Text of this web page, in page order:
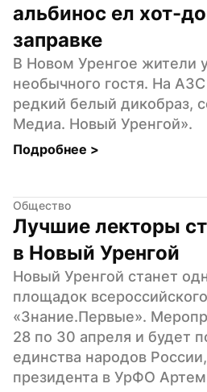
альбинос ел хот-
заправке
В Новом Уренгое жители
необычного гостя. На АЗС
редкий белый дикобраз,
Медиа. Новый Уренгой».
Подробнее >
Общество
Лучшие лекторы
в Новый Уренгой
Новый Уренгой станет
площадок
«Знание.Первые».
28 по 30 апреля и будет
единства народов
президента в УрФО